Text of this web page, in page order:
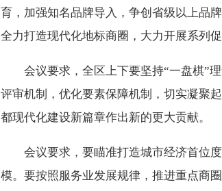
育，加强知名品牌导入，争创省级以上品
全力打造现代化地标商圈，大力开展系列
会议要求，全区上下要坚持“一盘棋”
评审机制，优化要素保障机制，切实凝聚
都现代化建设新篇章作出新的更大贡献。
会议要求，要瞄准打造城市经济首位
模。要按照服务业发展规律，推进重点商